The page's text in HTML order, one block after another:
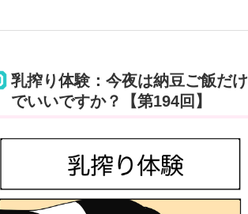
乳搾り体験：今夜は納豆ご飯だけ
でいいですか？【第194回】